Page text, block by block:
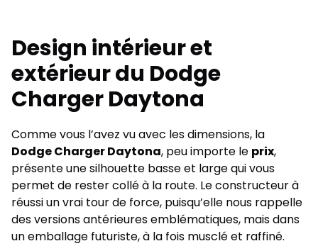
Design intérieur et
extérieur du Dodge
Charger Daytona
Comme vous l’avez vu avec les dimensions, la
Dodge Charger Daytona, peu importe le prix,
présente une silhouette basse et large qui vous
permet de rester collé à la route. Le constructeur à
réussi un vrai tour de force, puisqu’elle nous rappelle
des versions antérieures emblématiques, mais dans
un emballage futuriste, à la fois musclé et raffiné.